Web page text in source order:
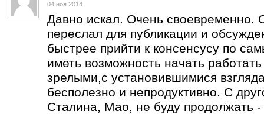
04 ноя 2014
Давно искал. Очень своевременно.
переслал для публикации и
быстрее прийти к консенсусу по
иметь возможность начать
зрелыми,с установившимися
бесполезно и непродуктивно. С
Сталина, Мао, не буду продолжать -